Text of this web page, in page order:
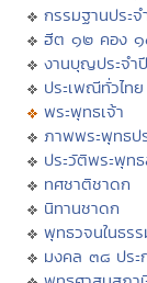
กรรมฐานประจ
ฮีต ๑๒ คอง
งานบุญประจำปี
ประเพณีทั่วไทย
พระพุทธเจ้า
ภาพพระพุทธป
ประวัติพระพุท
ทศชาติชาดก
นิทานชาดก
พุทธวจนในธร
มงคล ๓๘ ประ